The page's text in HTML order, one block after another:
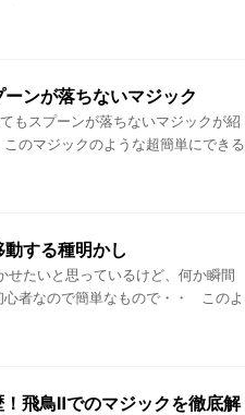
ンが落ちないマジック
もスプーンが落ちないマジックが紹
のマジックのような超簡単にできる
する種明かし
たいと思っているけど、何か瞬間
者なので簡単なもので・・ このよ
飛鳥Ⅱでのマジックを徹底解